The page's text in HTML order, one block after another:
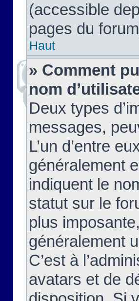
(accessible
pages du
Haut
» Comment
nom
Deux types
messages,
L’un d’entre
généralement
indiquent le
statut sur le
plus
généralement
C’est à
avatars et de